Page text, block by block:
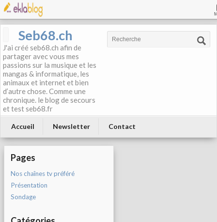
Seb68.ch
J'ai créé seb68.ch afin de
partager avec vous mes
passions sur la musique et les
mangas & informatique, les
animaux et internet et bien
d’autre chose. Comme une
chronique. le blog de secours
et test seb68.fr
Accueil Newsletter Contact
Pages
Nos chaînes tv préféré
Présentation
Sondage